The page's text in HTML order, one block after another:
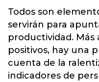
Todos son
servirán para
productividad. Más
positivos, hay una
cuenta de la
indicadores de